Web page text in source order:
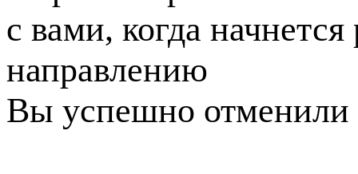
с вами, когда
направлению
Вы успешно отменили